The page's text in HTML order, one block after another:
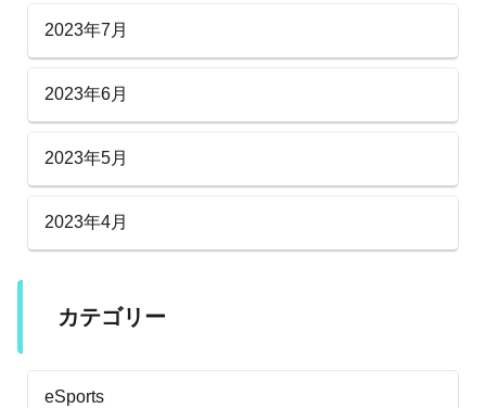
2023年7月
2023年6月
2023年5月
2023年4月
カテゴリー
eSports